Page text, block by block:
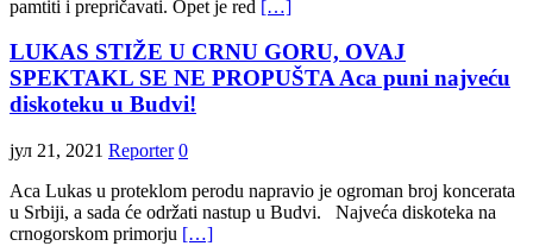
pamtiti i prepričavati. Opet je red […]
LUKAS STIŽE U CRNU GORU, OVAJ
SPEKTAKL SE NE PROPUŠTA Aca puni najveću
diskoteku u Budvi!
јул 21, 2021 Reporter 0
Aca Lukas u proteklom perodu napravio je ogroman broj koncerata
u Srbiji, a sada će održati nastup u Budvi. Najveća diskoteka na
crnogorskom primorju […]